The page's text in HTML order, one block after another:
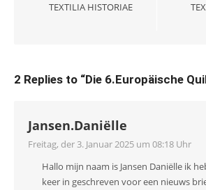
TEXTILIA HISTORIAE
2 Replies to “Die 6.Europäische
Jansen.Daniëlle
Freitag, der 3. Januar 2025 um 08:18 Uhr
Hallo mijn naam is Jansen Daniëlle ik
keer in geschreven voor een nieuws